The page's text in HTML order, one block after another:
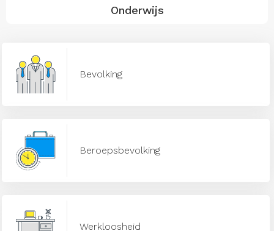
Onderwijs
Bevolking
Beroepsbevolking
Werkloosheid